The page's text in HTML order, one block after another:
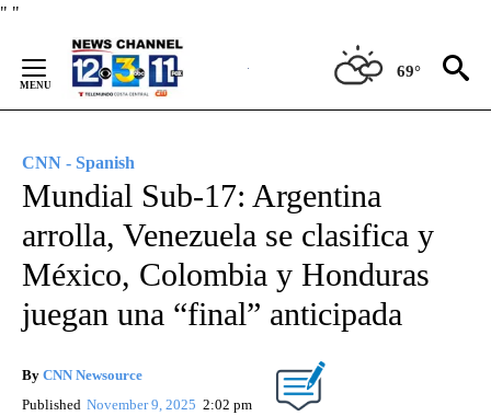
" "
Content
69°
CNN - Spanish
Mundial Sub-17: Argentina
arrolla, Venezuela se clasifica y
México, Colombia y Honduras
juegan una “final” anticipada
By CNN Newsource
Published November 9, 2025 2:02 pm